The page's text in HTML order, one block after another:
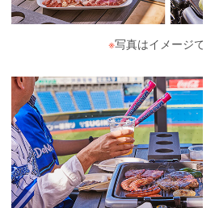
※写真はイメージで